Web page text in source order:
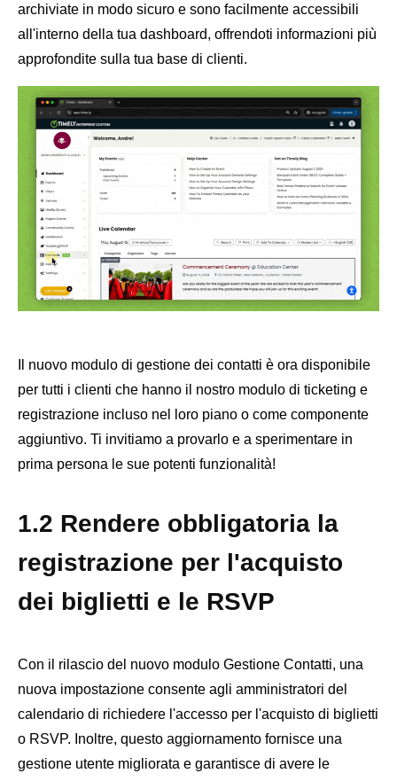
archiviate in modo sicuro e sono facilmente accessibili
all'interno della tua dashboard, offrendoti informazioni più
approfondite sulla tua base di clienti.
Il nuovo modulo di gestione dei contatti è ora disponibile
per tutti i clienti che hanno il nostro modulo di ticketing e
registrazione incluso nel loro piano o come componente
aggiuntivo. Ti invitiamo a provarlo e a sperimentare in
prima persona le sue potenti funzionalità!
1.2 Rendere obbligatoria la
registrazione per l'acquisto
dei biglietti e le RSVP
Con il rilascio del nuovo modulo Gestione Contatti, una
nuova impostazione consente agli amministratori del
calendario di richiedere l'accesso per l'acquisto di biglietti
o RSVP. Inoltre, questo aggiornamento fornisce una
gestione utente migliorata e garantisce di avere le